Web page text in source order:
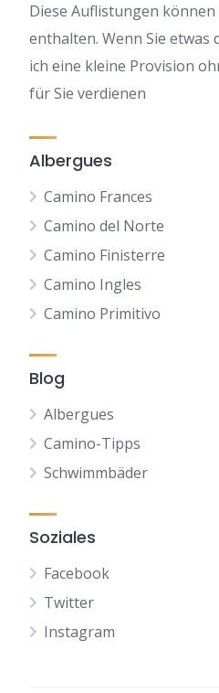
Diese Auflistungen
enthalten. Wenn Sie etwas
ich eine kleine Provision
für Sie verdienen
Albergues
Camino Frances
Camino del Norte
Camino Finisterre
Camino Ingles
Camino Primitivo
Blog
Albergues
Camino-Tipps
Schwimmbäder
Soziales
Facebook
Twitter
Instagram